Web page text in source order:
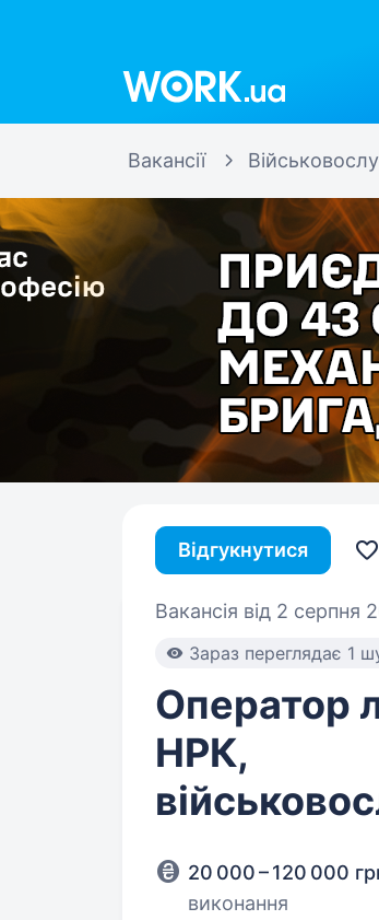
Вакансії
Відгукнутися
Вакансія від 2 серпня
Зараз переглядає 1
Оператор
НРК,
20 000 – 120 000
виконання